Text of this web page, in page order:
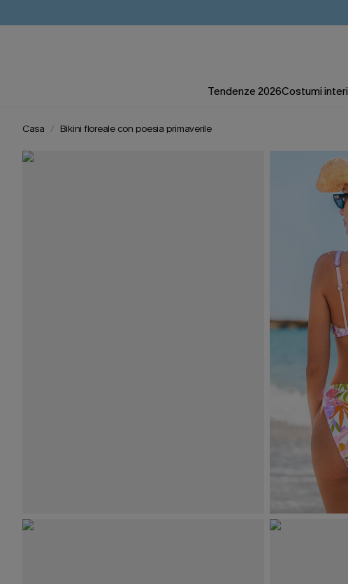
Tendenze 2026Costumi interi
Casa Bikini floreale con poesia primaverile